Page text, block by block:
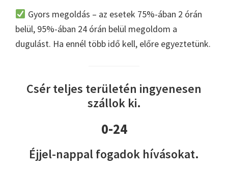
Gyors megoldás – az esetek 75%-ában 2 órán
belül, 95%-ában 24 órán belül megoldom a
dugulást. Ha ennél több idő kell, előre egyeztetünk.
Csér teljes területén ingyenesen
szállok ki.
0-24
Éjjel-nappal fogadok hívásokat.